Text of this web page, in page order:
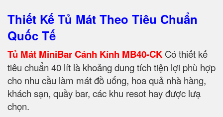
Thiết Kế Tủ Mát Theo Tiêu Chuẩn
Quốc Tế
Tủ Mát MiniBar Cánh Kính MB40-CK Có thiết kế
tiêu chuẩn 40 lít là khoảng dung tích tiện lợi phù hợp
cho nhu cầu làm mát đồ uống, hoa quả nhà hàng,
khách sạn, quầy bar, các khu resot hay được lưạ
chọn.